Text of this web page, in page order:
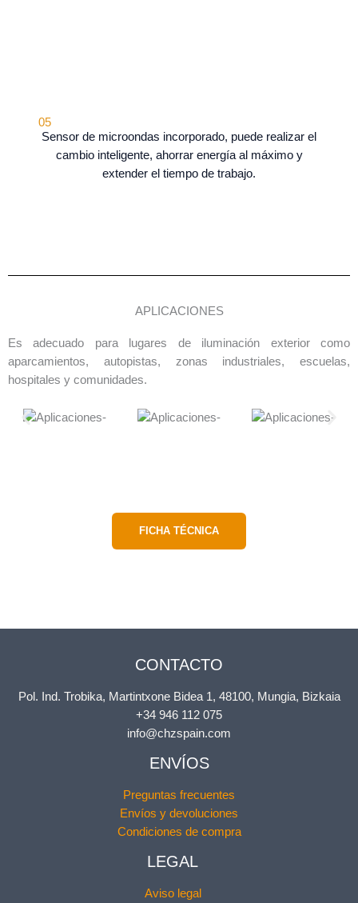
05
Sensor de microondas incorporado, puede realizar el
cambio inteligente, ahorrar energía al máximo y
extender el tiempo de trabajo.
APLICACIONES
Es adecuado para lugares de iluminación exterior como
aparcamientos, autopistas, zonas industriales, escuelas,
hospitales y comunidades.
FICHA TÉCNICA
CONTACTO
Pol. Ind. Trobika, Martintxone Bidea 1, 48100, Mungia, Bizkaia
+34 946 112 075
info@chzspain.com
ENVÍOS
Preguntas frecuentes
Envíos y devoluciones
Condiciones de compra
LEGAL
Aviso legal